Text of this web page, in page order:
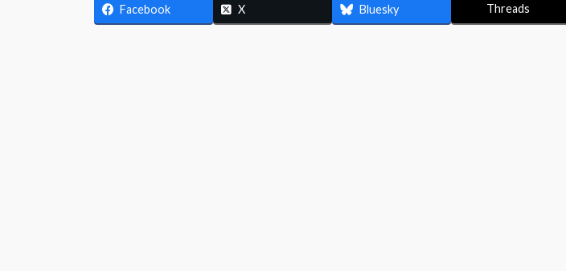
Facebook X Bluesky Threads